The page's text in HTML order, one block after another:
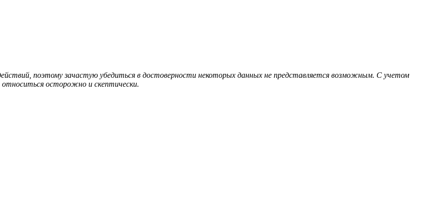
поэтому зачастую убедиться в достоверности некоторых данных не представляется возможным. С учетом
осторожно и скептически.